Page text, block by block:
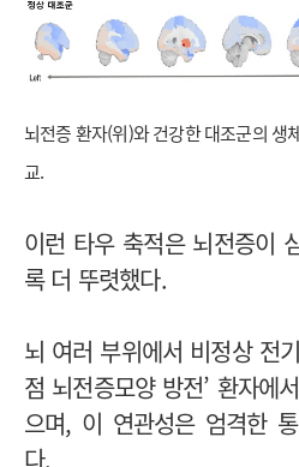
뇌전증 환자(위)와 건강한 대조군의 생
교.
이런 타우 축적은 뇌전증이
록 더 뚜렷했다.
뇌 여러 부위에서 비정상 전
점 뇌전증모양 방전’ 환자에
으며, 이 연관성은 엄격한
다.